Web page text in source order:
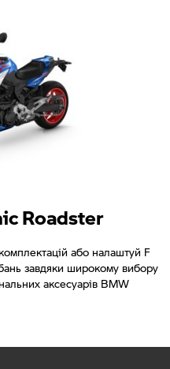
Roadster
або налаштуй F
завдяки широкому вибору
аксесуарів BMW